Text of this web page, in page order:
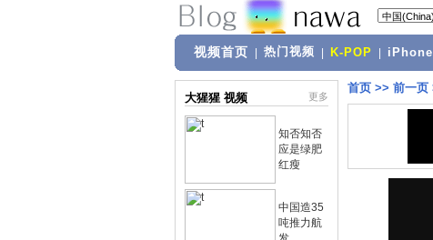
视频首页 热门视频 K-POP iPhone
大猩猩 视频 更多
知否知否
应是绿肥
红瘦
中国造35
吨推力航
首页 >> 前一页